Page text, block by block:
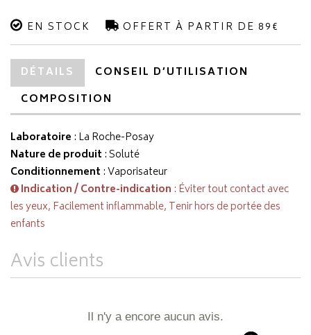
EN STOCK OFFERT À PARTIR DE 89€
DÉTAILS
CONSEIL D’UTILISATION
COMPOSITION
Laboratoire : La Roche-Posay
Nature de produit : Soluté
Conditionnement : Vaporisateur
Indication / Contre-indication : Éviter tout contact avec
les yeux, Facilement inflammable, Tenir hors de portée des
enfants
Avis clients
Il n'y a encore aucun avis.